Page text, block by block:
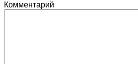
Комментарий